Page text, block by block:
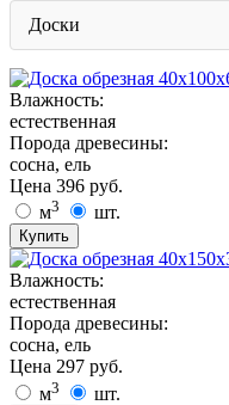
Доски
Влажность:
естественная
Порода древесины:
сосна, ель
Цена 396 руб.
м3 шт.
Купить
Влажность:
естественная
Порода древесины:
сосна, ель
Цена 297 руб.
м3 шт.